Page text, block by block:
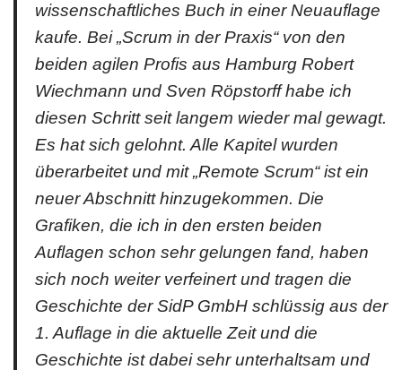
wissenschaftliches Buch in einer Neuauflage
kaufe. Bei „Scrum in der Praxis“ von den
beiden agilen Profis aus Hamburg Robert
Wiechmann und Sven Röpstorff habe ich
diesen Schritt seit langem wieder mal gewagt.
Es hat sich gelohnt. Alle Kapitel wurden
überarbeitet und mit „Remote Scrum“ ist ein
neuer Abschnitt hinzugekommen. Die
Grafiken, die ich in den ersten beiden
Auflagen schon sehr gelungen fand, haben
sich noch weiter verfeinert und tragen die
Geschichte der SidP GmbH schlüssig aus der
1. Auflage in die aktuelle Zeit und die
Geschichte ist dabei sehr unterhaltsam und